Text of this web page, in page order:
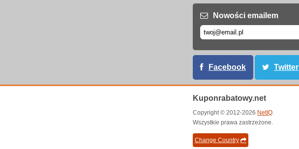
Nowości emailem
Facebook Twitter
Kuponrabatowy.net
Copyright © 2012-2026 NetIQ.
Wszystkie prawa zastrzeżone.
Change Country